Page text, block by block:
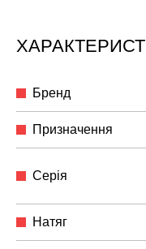
Бренд
Призначення
Серія
Натяг